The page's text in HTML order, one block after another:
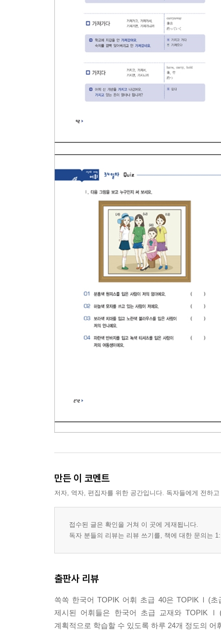
만든 이 코멘트
저자, 역자, 편집자를 위한 공간입니다. 독자들에게 전하
접수된 글은 확인을 거쳐 이 곳에 게재됩니다.
독자 분들의 리뷰는 리뷰 쓰기를, 책에 대한 문의는
출판사 리뷰
쏙쏙 한국어 TOPIK 어휘 초급 40은 TOPIKⅠ(초
제시된 어휘들은 한국어 초급 교재와
계획적으로 학습할 수 있도록 하루 24개 정도의